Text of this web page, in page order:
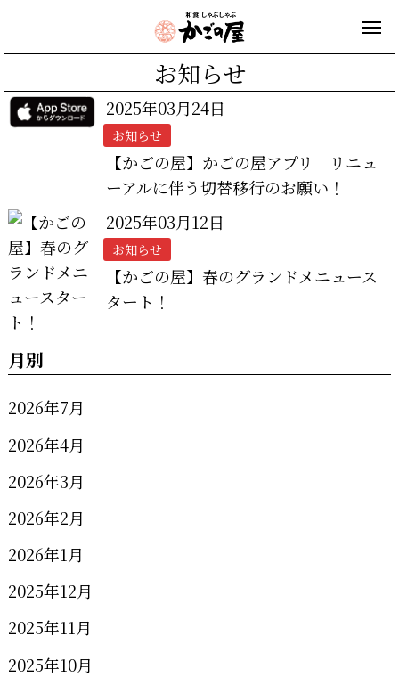
お知らせ
2025年03月24日
お知らせ
【かごの屋】かごの屋アプリ リニュ
ーアルに伴う切替移行のお願い！
2025年03月12日
お知らせ
【かごの屋】春のグランドメニュース
タート！
月別
2026年7月
2026年4月
2026年3月
2026年2月
2026年1月
2025年12月
2025年11月
2025年10月